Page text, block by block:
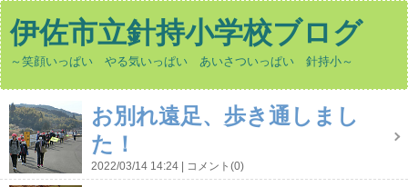
伊佐市立針持小学校ブログ
～笑顔いっぱい やる気いっぱい あいさついっぱい 針持小～
お別れ遠足、歩き通しまし
た！
2022/03/14 14:24 コメント(0)